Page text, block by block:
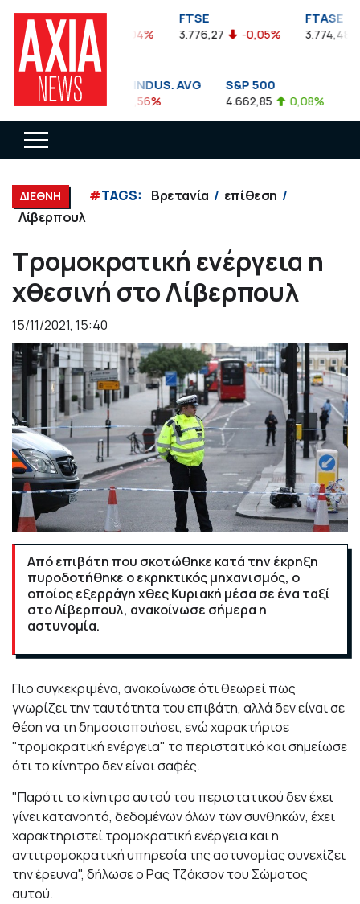
FTSEA
899,47 -0,04%
FTSE
3.776,27 -0,05%
FTASE
3.774,48
DOW JONES INDUS. AVG
35.911,81 -0,56%
S&P 500
4.662,85 0,08%
ΔΙΕΘΝΗ #TAGS: Βρετανία
επίθεση
Λίβερπουλ
Τρομοκρατική ενέργεια η
χθεσινή στο Λίβερπουλ
15/11/2021, 15:40
Από επιβάτη που σκοτώθηκε κατά την έκρηξη
πυροδοτήθηκε ο εκρηκτικός μηχανισμός, ο
οποίος εξερράγη χθες Κυριακή μέσα σε ένα ταξί
στο Λίβερπουλ, ανακοίνωσε σήμερα η
αστυνομία.
Πιο συγκεκριμένα, ανακοίνωσε ότι θεωρεί πως
γνωρίζει την ταυτότητα του επιβάτη, αλλά δεν είναι σε
θέση να τη δημοσιοποιήσει, ενώ χαρακτήρισε
"τρομοκρατική ενέργεια" το περιστατικό και σημείωσε
ότι το κίνητρο δεν είναι σαφές.
"Παρότι το κίνητρο αυτού του περιστατικού δεν έχει
γίνει κατανοητό, δεδομένων όλων των συνθηκών, έχει
χαρακτηριστεί τρομοκρατική ενέργεια και η
αντιτρομοκρατική υπηρεσία της αστυνομίας συνεχίζει
την έρευνα", δήλωσε ο Ρας Τζάκσον του Σώματος
αυτού.